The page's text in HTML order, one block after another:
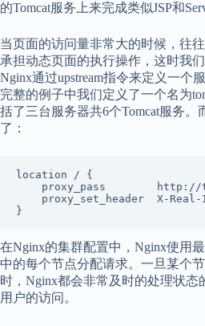
的Tomcat服务上来完成类似JSP和
当页面的访问量非常大的时候，往
承担动态页面的执行操作，这时我
Nginx通过upstream指令来定义一个
完整的例子中我们定义了一个名为
括了三台服务器共6个Tomcat服务。
了：
location / {
proxy_pass        http://
proxy_set_header  X-Real-
在Nginx的集群配置中，Nginx使用
中的每个节点分配请求。一旦某个
时，Nginx都会非常及时的处理状态
用户的访问。